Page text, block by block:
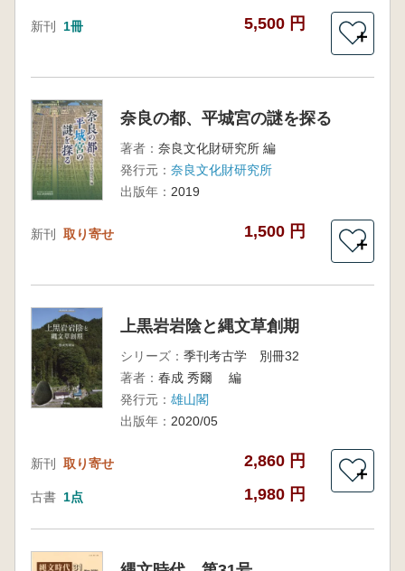
新刊 1冊 5,500 円
＋
奈良の都、平城宮の謎を探る
著者： 奈良文化財研究所 編
発行元： 奈良文化財研究所
出版年： 2019
新刊 取り寄せ 1,500 円
＋
上黒岩岩陰と縄文草創期
シリーズ： 季刊考古学 別冊32
著者： 春成 秀爾 編
発行元： 雄山閣
出版年： 2020/05
新刊 取り寄せ 2,860 円
古書 1点 1,980 円
＋